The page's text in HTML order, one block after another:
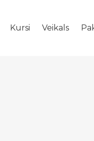
Kursi Veikals